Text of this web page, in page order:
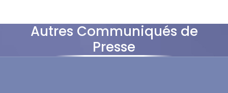
Autres Communiqués de
Presse